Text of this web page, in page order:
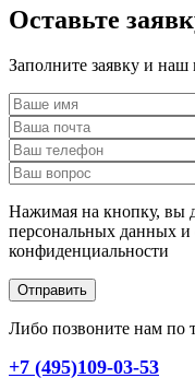
Оставьте
Заполните заявку и наш
Нажимая на кнопку, вы
персональных данных и
конфиденциальности
Отправить
Либо позвоните нам по
+7 (495)109-03-53